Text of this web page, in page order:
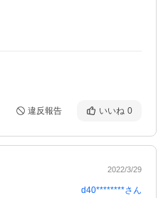
違反報告 いいね 0
2022/3/29
d40********さん